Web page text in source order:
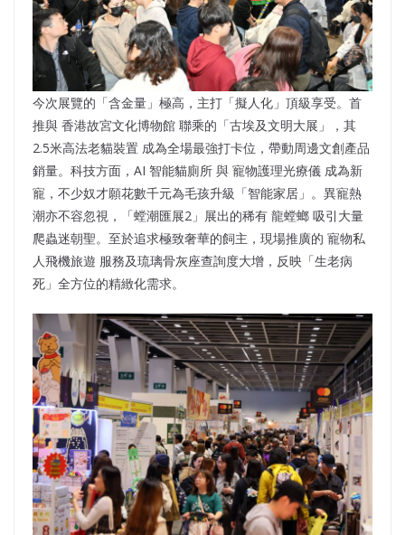
今次展覽的「含金量」極高，主打「擬人化」頂級享受。首
推與 香港故宮文化博物館 聯乘的「古埃及文明大展」，其
2.5米高法老貓裝置 成為全場最強打卡位，帶動周邊文創產品
銷量。科技方面，AI 智能貓廁所 與 寵物護理光療儀 成為新
寵，不少奴才願花數千元為毛孩升級「智能家居」。異寵熱
潮亦不容忽視，「螳潮匯展2」展出的稀有 龍螳螂 吸引大量
爬蟲迷朝聖。至於追求極致奢華的飼主，現場推廣的 寵物私
人飛機旅遊 服務及琉璃骨灰座查詢度大增，反映「生老病
死」全方位的精緻化需求。